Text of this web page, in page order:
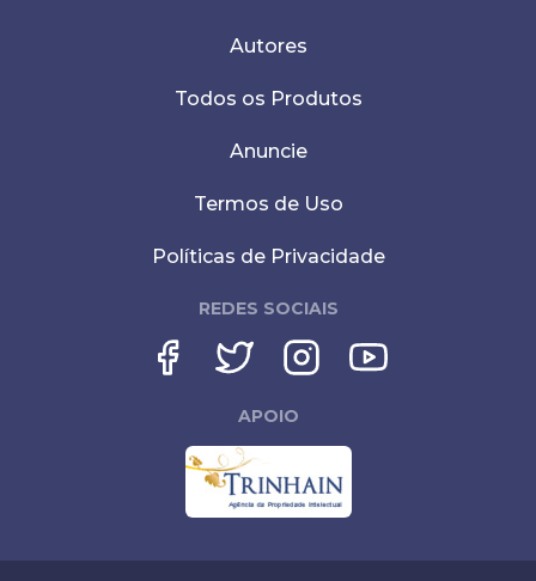
Autores
Todos os Produtos
Anuncie
Termos de Uso
Políticas de Privacidade
REDES SOCIAIS
APOIO